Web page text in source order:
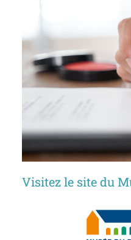
Visitez le site du